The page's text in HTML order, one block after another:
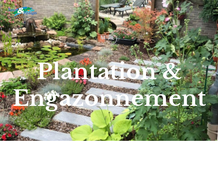
Plantation &
Engazonnement